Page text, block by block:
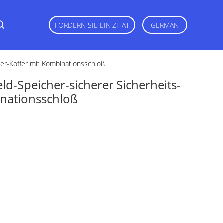
FORDERN SIE EIN ZITAT GERMAN
Koffer mit Kombinationsschloß
Speicher-sicherer Sicherheits-